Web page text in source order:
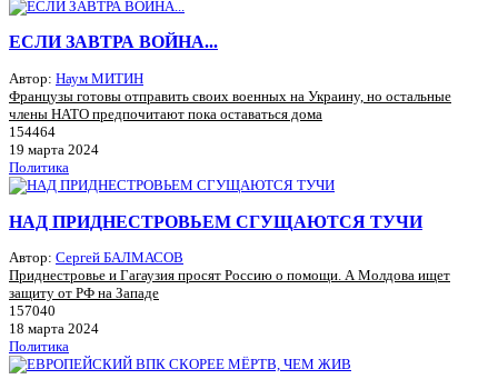
ЕСЛИ ЗАВТРА ВОЙНА...
Автор: Наум МИТИН
Французы готовы отправить своих военных на Украину, но остальные
члены НАТО предпочитают пока оставаться дома
154464
19 марта 2024
Политика
НАД ПРИДНЕСТРОВЬЕМ СГУЩАЮТСЯ ТУЧИ
Автор: Сергей БАЛМАСОВ
Приднестровье и Гагаузия просят Россию о помощи. А Молдова ищет
защиту от РФ на Западе
157040
18 марта 2024
Политика